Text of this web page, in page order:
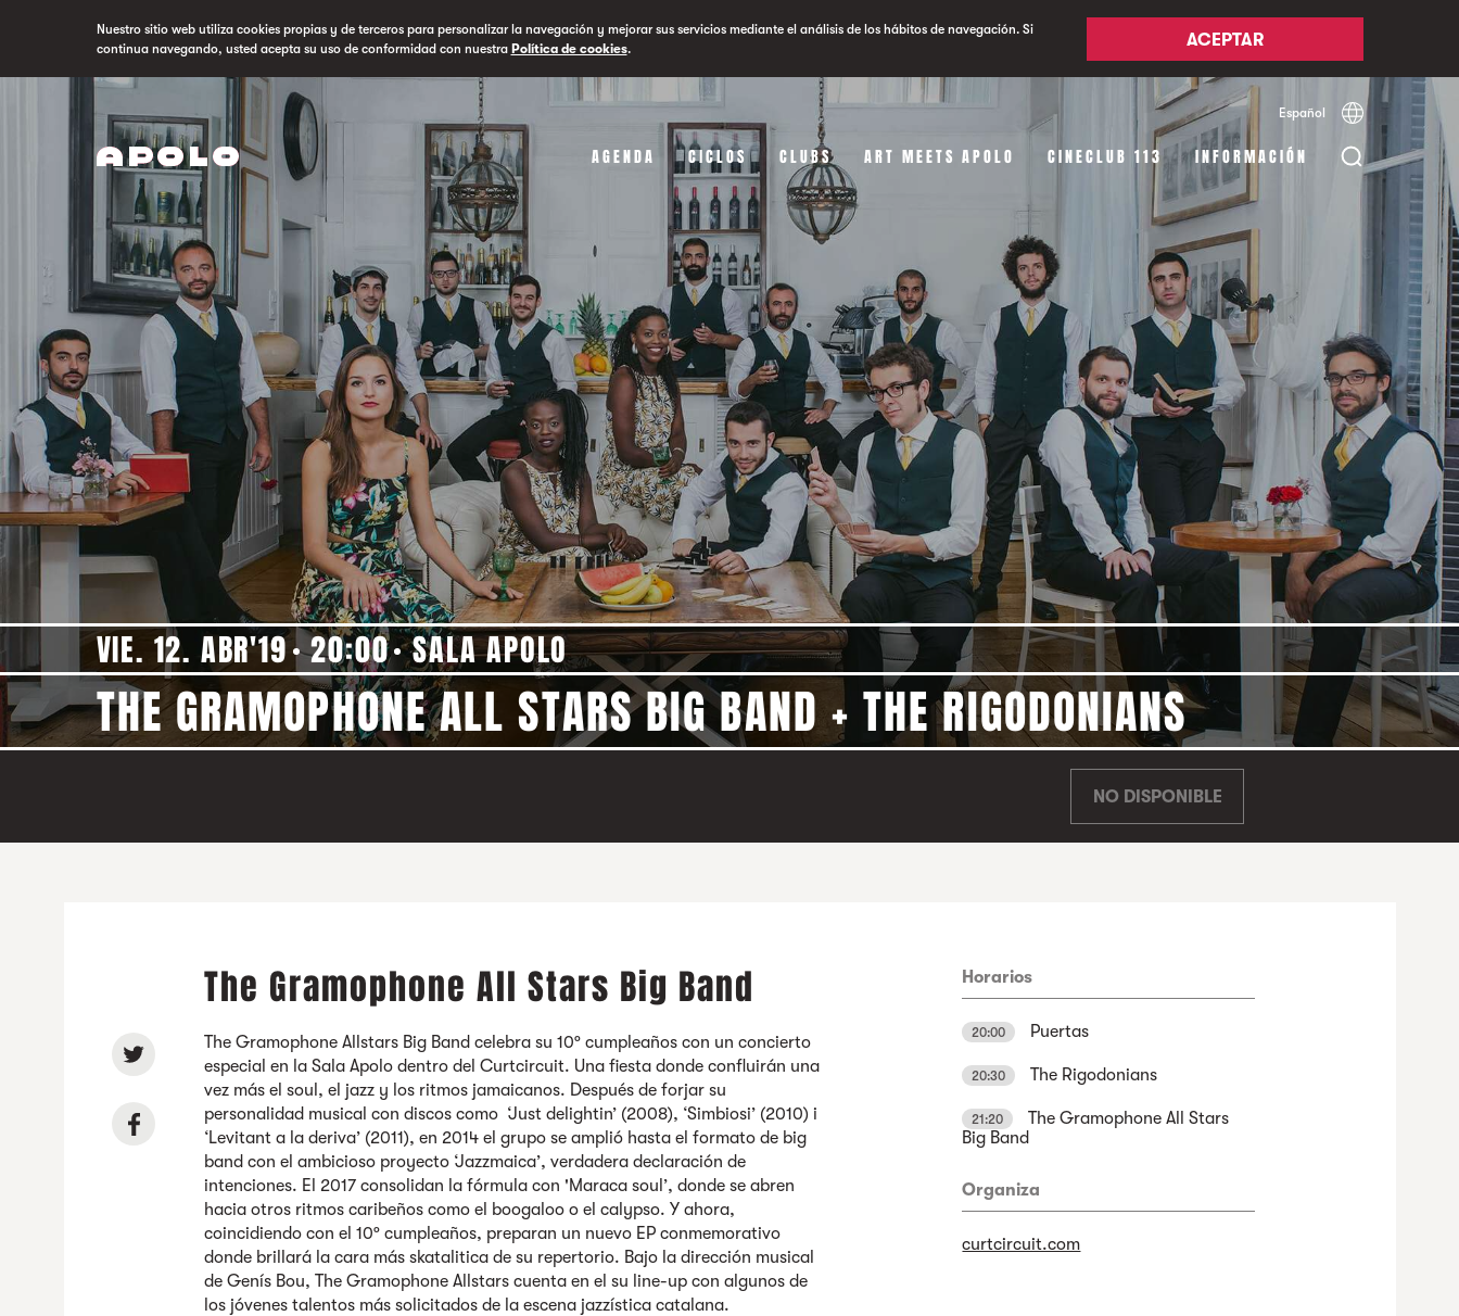
Nuestro sitio web utiliza cookies propias y de terceros para personalizar la navegación y mejorar sus servicios mediante el análisis de los hábitos de navegación. Si
continua navegando, usted acepta su uso de conformidad con nuestra Política de cookies. ACEPTAR
Español Català English
AGENDA CICLOS CLUBS ART MEETS APOLO CINECLUB 113 INFORMACIÓN
VIE. 12. ABR'19 20:00 SALA APOLO
THE GRAMOPHONE ALL STARS BIG BAND + THE RIGODONIANS
NO DISPONIBLE
The Gramophone All Stars Big Band
The Gramophone Allstars Big Band celebra su 10º cumpleaños con un concierto
especial en la Sala Apolo dentro del Curtcircuit. Una fiesta donde confluirán una
vez más el soul, el jazz y los ritmos jamaicanos. Después de forjar su
personalidad musical con discos como ‘Just delightin’ (2008), ‘Simbiosi’ (2010) i
‘Levitant a la deriva’ (2011), en 2014 el grupo se amplió hasta el formato de big
band con el ambicioso proyecto ‘Jazzmaica’, verdadera declaración de
intenciones. El 2017 consolidan la fórmula con 'Maraca soul’, donde se abren
hacia otros ritmos caribeños como el boogaloo o el calypso. Y ahora,
coincidiendo con el 10º cumpleaños, preparan un nuevo EP conmemorativo
donde brillará la cara más skatalitica de su repertorio. Bajo la dirección musical
de Genís Bou, The Gramophone Allstars cuenta en el su line-up con algunos de
los jóvenes talentos más solicitados de la escena jazzística catalana.
Horarios
20:00 Puertas
20:30 The Rigodonians
21:20
The Gramophone All Stars
Big Band
Organiza
curtcircuit.com